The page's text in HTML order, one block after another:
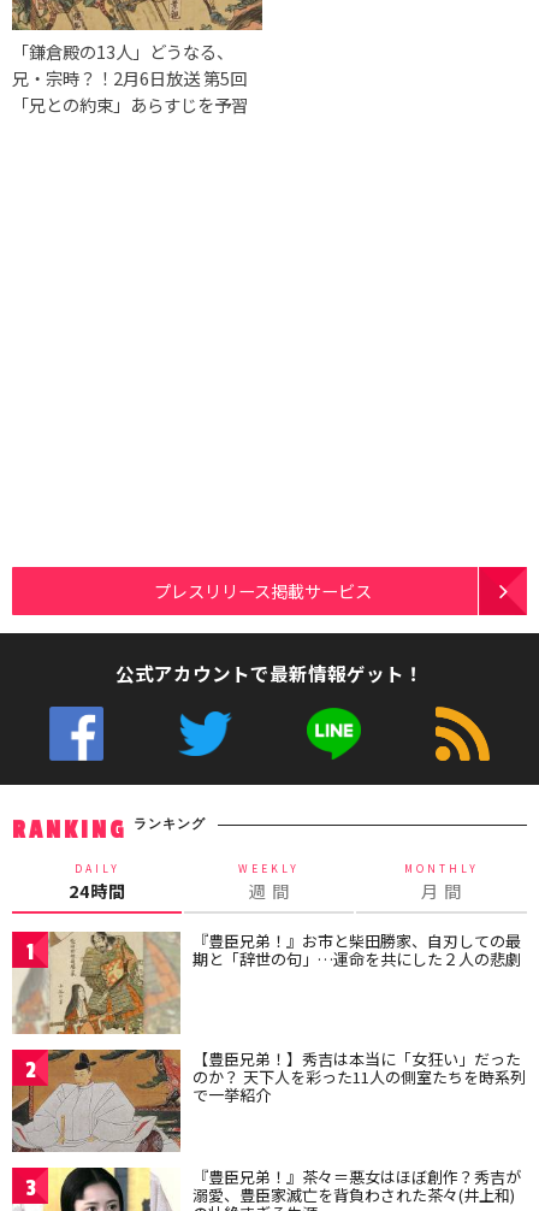
「鎌倉殿の13人」どうなる、
兄・宗時？！2月6日放送 第5回
「兄との約束」あらすじを予習
プレスリリース掲載サービス
公式アカウントで最新情報ゲット！
RANKING ランキング
DAILY
24時間
WEEKLY
週 間
MONTHLY
月 間
1 『豊臣兄弟！』お市と柴田勝家、自刃しての最
期と「辞世の句」…運命を共にした２人の悲劇
2 【豊臣兄弟！】秀吉は本当に「女狂い」だった
のか？ 天下人を彩った11人の側室たちを時系列
で一挙紹介
3 『豊臣兄弟！』茶々＝悪女はほぼ創作？秀吉が
溺愛、豊臣家滅亡を背負わされた茶々(井上和)